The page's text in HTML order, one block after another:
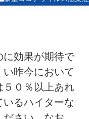
に効果が期待で
昨今において
５０％以上あれ
るハイターな